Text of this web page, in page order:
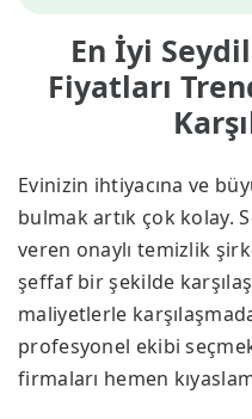
En İyi
Fiyatları
Evinizin ihtiyacına ve
bulmak artık çok kolay.
veren onaylı temizlik
şeffaf bir şekilde
maliyetlerle
profesyonel ekibi
firmaları hemen